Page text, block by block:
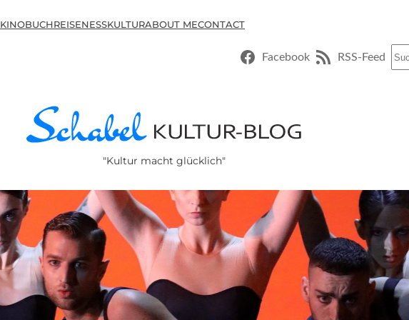
KINOBUCHREISENESSKULTURABOUT MECONTACT
Facebook RSS-Feed
"Kultur macht glücklich"